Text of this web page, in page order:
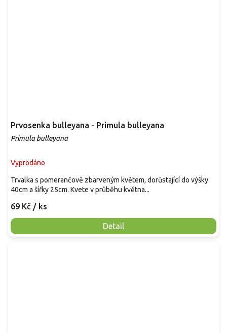
Prvosenka bulleyana - Primula bulleyana
Primula bulleyana
Vyprodáno
69 Kč / ks
Detail
Trvalka s pomerančově zbarveným květem, dorůstající do výšky
40cm a šířky 25cm. Kvete v průběhu května...